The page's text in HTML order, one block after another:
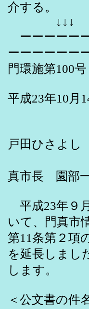
介する。
↓↓↓
ーーーーー
ーーーーーー
門環施第100号
平成23年10月
公文書
戸田ひさよ
真市長 園部
平成23年９
いて、門真市
第11条第２項
を延長しまし
しま
＜公文書の件